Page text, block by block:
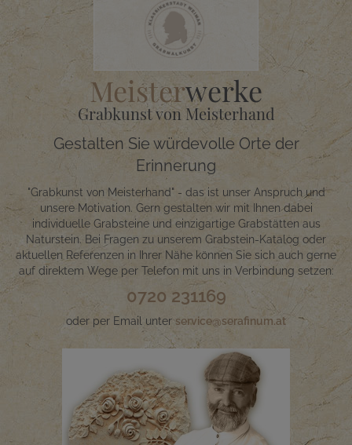
Meisterwerke
Grabkunst von Meisterhand
Gestalten Sie würdevolle Orte der
Erinnerung
"Grabkunst von Meisterhand" - das ist unser Anspruch und
unsere Motivation. Gern gestalten wir mit Ihnen dabei
individuelle Grabsteine und einzigartige Grabstätten aus
Naturstein. Bei Fragen zu unserem Grabstein-Katalog oder
aktuellen Referenzen in Ihrer Nähe können Sie sich auch gerne
auf direktem Wege per Telefon mit uns in Verbindung setzen:
0720 231169
oder per Email unter service@serafinum.at